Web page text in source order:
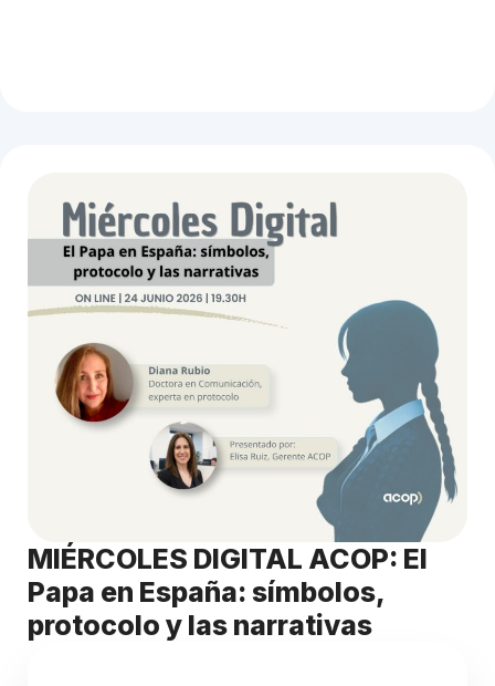
MIÉRCOLES DIGITAL ACOP: El
Papa en España: símbolos,
protocolo y las narrativas